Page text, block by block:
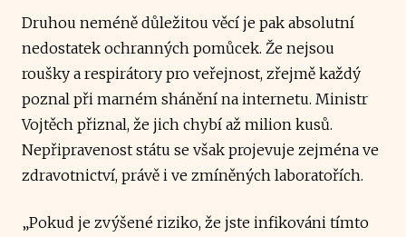
Druhou neméně důležitou věcí je pak absolutní
nedostatek ochranných pomůcek. Že nejsou
roušky a respirátory pro veřejnost, zřejmě každý
poznal při marném shánění na internetu. Ministr
Vojtěch přiznal, že jich chybí až milion kusů.
Nepřipravenost státu se však projevuje zejména ve
zdravotnictví, právě i ve zmíněných laboratořích.
„Pokud je zvýšené riziko, že jste infikováni tímto